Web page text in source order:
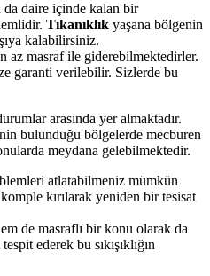
da daire içinde kalan bir
Tıkanıklık yaşana bölgenin
kalabilirsiniz.
az masraf ile giderebilmektedirler.
garanti verilebilir. Sizlerde bu
arasında yer almaktadır.
bulunduğu bölgelerde mecburen
meydana gelebilmektedir.
atlatabilmeniz mümkün
kırılarak yeniden bir tesisat
de masraflı bir konu olarak da
ederek bu sıkışıklığın